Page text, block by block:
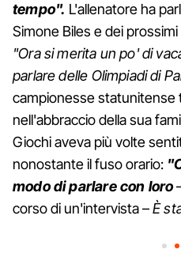
tempo". L'allenatore ha
Simone Biles e dei
"Ora si merita un po' di
parlare delle Olimpiadi di
campionesse
nell'abbraccio della sua
Giochi aveva più volte
nonostante il fuso orario:
modo di parlare con loro
corso di un'intervista –È